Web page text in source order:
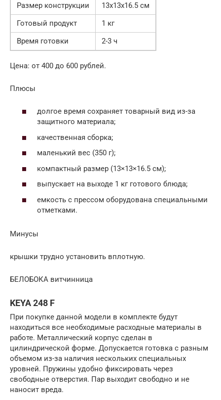
Размер конструкции
13х13х16.5 см
Готовый продукт
1 кг
Время готовки
2-3 ч
Цена: от 400 до 600 рублей.
Плюсы
долгое время сохраняет товарный вид из-за
защитного материала;
качественная сборка;
маленький вес (350 г);
компактный размер (13×13×16.5 см);
выпускает на выходе 1 кг готового блюда;
емкость с прессом оборудована специальными
отметками.
Минусы
крышки трудно установить вплотную.
БЕЛОБОКА витчинница
KEYA 248 F
При покупке данной модели в комплекте будут
находиться все необходимые расходные материалы в
работе. Металлический корпус сделан в
цилиндрической форме. Допускается готовка с разным
объемом из-за наличия нескольких специальных
уровней. Пружины удобно фиксировать через
свободные отверстия. Пар выходит свободно и не
наносит вреда.